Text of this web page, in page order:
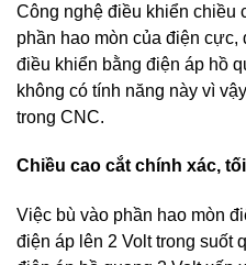
Công nghệ điều khiển chiều
phần hao mòn của điện
điều khiển bằng điện áp hồ
không có tính năng này vì
trong CNC.
Chiều cao cắt chính xác,
Việc bù vào phần hao mòn
điện áp lên 2 Volt trong suốt